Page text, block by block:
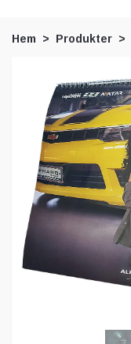
Hem Produkter